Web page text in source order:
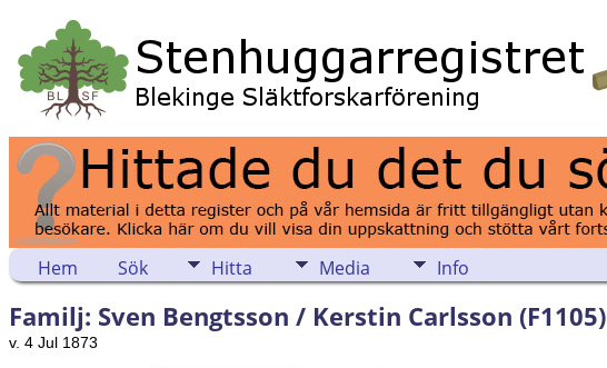
Hem Sök Hitta Media Info
Familj: Sven Bengtsson / Kerstin Carlsson (F1105)
v. 4 Jul 1873